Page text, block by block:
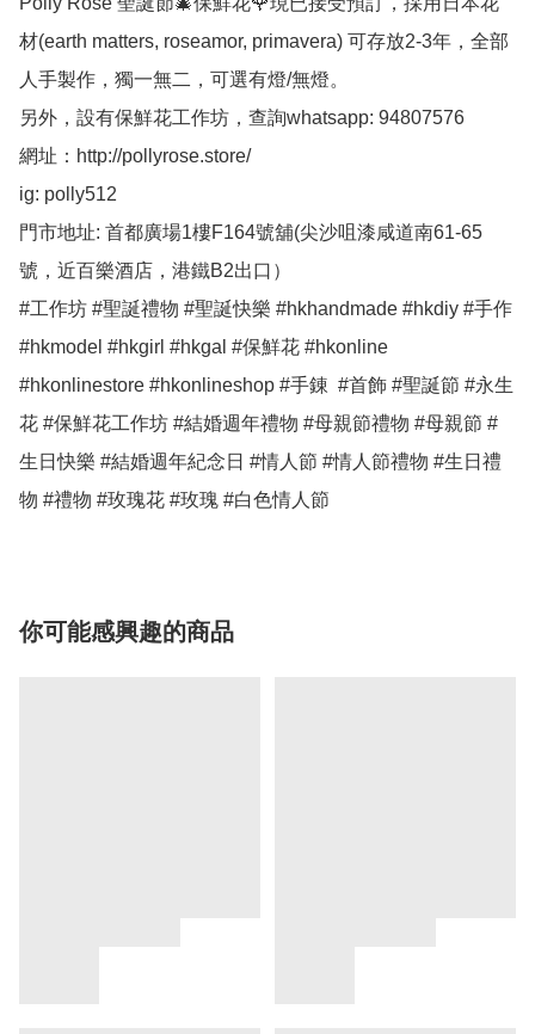
材(earth matters, roseamor, primavera) 可存放2-3年，全部
人手製作，獨一無二，可選有燈/無燈。
另外，設有保鮮花工作坊，查詢whatsapp: 94807576
網址：http://pollyrose.store/
ig: polly512
門市地址: 首都廣場1樓F164號舖(尖沙咀漆咸道南61-65
號，近百樂酒店，港鐵B2出口）
#工作坊 #聖誕禮物 #聖誕快樂 #hkhandmade #hkdiy #手作
#hkmodel #hkgirl #hkgal #保鮮花 #hkonline
#hkonlinestore #hkonlineshop #手錬  #首飾 #聖誕節 #永生
花 #保鮮花工作坊 #結婚週年禮物 #母親節禮物 #母親節 #
生日快樂 #結婚週年紀念日 #情人節 #情人節禮物 #生日禮
物 #禮物 #玫瑰花 #玫瑰 #白色情人節
你可能感興趣的商品